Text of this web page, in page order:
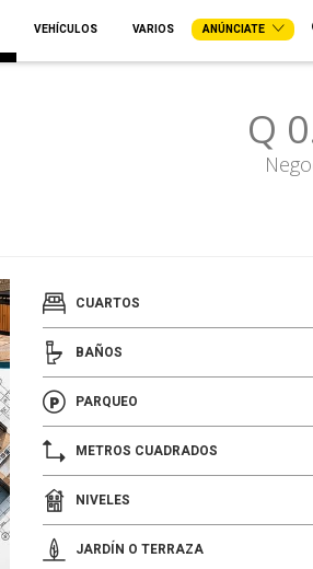
VEHÍCULOS VARIOS ANÚNCIATE
Q
CUARTOS
BAÑOS
PARQUEO
METROS CUADRADOS
NIVELES
JARDÍN O TERRAZA